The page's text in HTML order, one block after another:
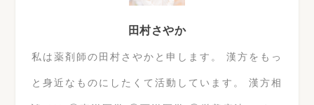
田村さやか
私は薬剤師の田村さやかと申します。 漢方をもっ
と身近なものにしたくて活動しています。 漢方相